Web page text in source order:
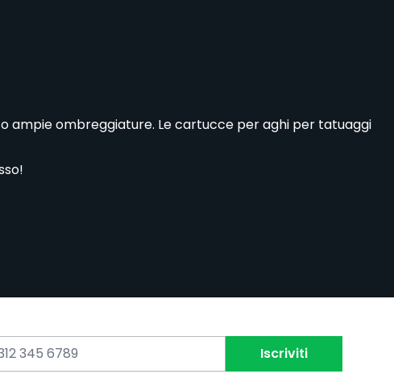
ampie ombreggiature. Le cartucce per aghi per tatuaggi
Iscriviti